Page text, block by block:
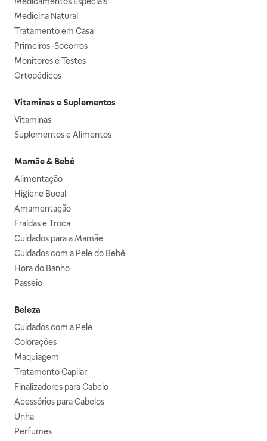
Medicina Natural
Tratamento em Casa
Primeiros-Socorros
Monitores e Testes
Ortopédicos
Vitaminas e Suplementos
Vitaminas
Suplementos e Alimentos
Mamãe & Bebê
Alimentação
Higiene Bucal
Amamentação
Fraldas e Troca
Cuidados para a Mamãe
Cuidados com a Pele do Bebê
Hora do Banho
Passeio
Beleza
Cuidados com a Pele
Colorações
Maquiagem
Tratamento Capilar
Finalizadores para Cabelo
Acessórios para Cabelos
Unha
Perfumes